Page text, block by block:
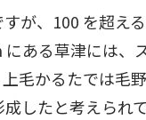
が、100 を超え
ある草津には、
毛かるたでは毛
したと考えられ